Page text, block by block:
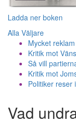
Ladda ner boken
Alla Väljare
Mycket
Kritik mot
Så vill
Kritik mot
Politiker reser
Vad